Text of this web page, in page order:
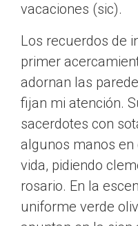
vacaciones (sic).
Los recuerdos de
primer
adornan las
fijan mi atención.
sacerdotes con
algunos manos
vida, pidiendo
rosario. En la
uniforme verde